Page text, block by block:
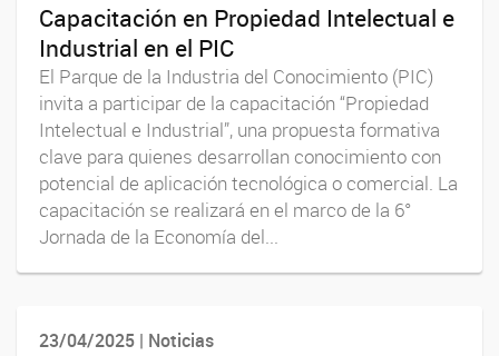
Capacitación en Propiedad Intelectual e
Industrial en el PIC
El Parque de la Industria del Conocimiento (PIC)
invita a participar de la capacitación “Propiedad
Intelectual e Industrial”, una propuesta formativa
clave para quienes desarrollan conocimiento con
potencial de aplicación tecnológica o comercial. La
capacitación se realizará en el marco de la 6°
Jornada de la Economía del...
23/04/2025 | Noticias